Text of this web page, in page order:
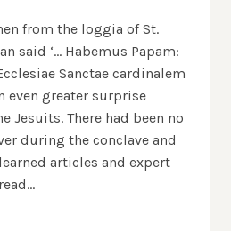
from the loggia of St.
said ‘… Habemus Papam:
Sanctae cardinalem
even greater surprise
Jesuits. There had been no
during the conclave and
articles and expert